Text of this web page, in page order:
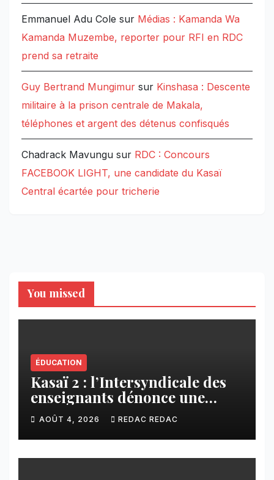
Emmanuel Adu Cole sur Médias : Kamanda Wa
Kamanda Muzembe, reporter pour RFI en RDC
prend sa retraite
Guy Bertrand Mungimur sur Kinshasa : Descente
militaire à la prison centrale de Makala,
téléphones et argent des détenus confisqués
Chadrack Mavungu sur RDC : Concours
FACEBOOK LIGHT, une candidate du Kasaï
Central écartée pour tricherie
You missed
ÉDUCATION
Kasaï 2 : l’Intersyndicale des
enseignants dénonce une
contribution financière
imposée aux écoles de la
CNCA
AOÛT 4, 2026 REDAC REDAC